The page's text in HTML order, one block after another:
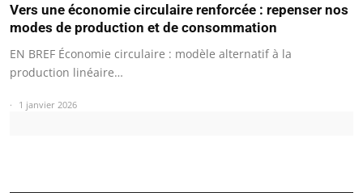
Vers une économie circulaire renforcée : repenser nos
modes de production et de consommation
EN BREF Économie circulaire : modèle alternatif à la
production linéaire…
1 janvier 2026